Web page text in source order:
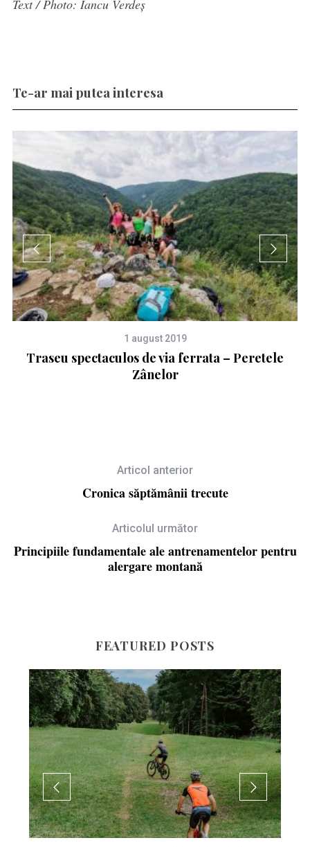
Text / Photo: Iancu Verdeș
Te-ar mai putea interesa
1 august 2019
Traseu spectaculos de via ferrata – Peretele
Zânelor
Articol anterior
Cronica săptămânii trecute
Articolul următor
Principiile fundamentale ale antrenamentelor pentru
alergare montană
FEATURED POSTS